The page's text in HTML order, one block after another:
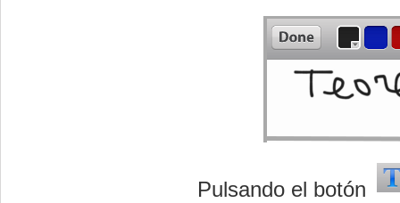
Pulsando el botón